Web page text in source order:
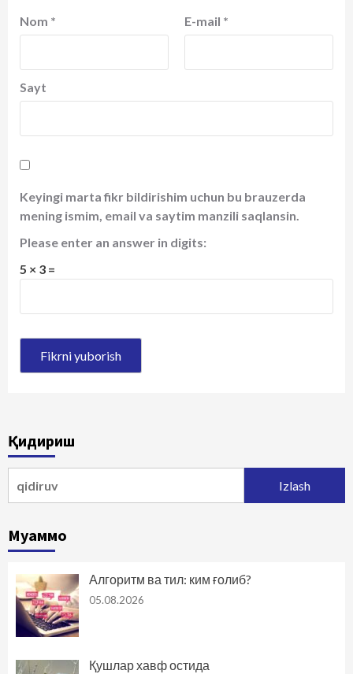
Nom * E-mail *
Sayt
Keyingi marta fikr bildirishim uchun bu brauzerda
mening ismim, email va saytim manzili saqlansin.
Please enter an answer in digits:
5 × 3 =
Қидириш
Муаммо
Алгоритм ва тил: ким ғолиб?
05.08.2026
Қушлар хавф остида